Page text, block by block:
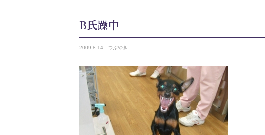
B氏躁中
2009.8.14 つぶやき